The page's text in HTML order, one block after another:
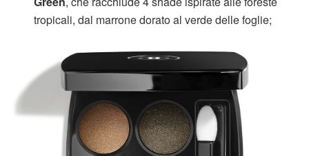
tropicali, dal marrone dorato al verde delle foglie;